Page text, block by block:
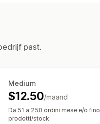
past.
Medium
$12.50/maand
Da 51 a 250 ordini mese e/o
prodotti/stock